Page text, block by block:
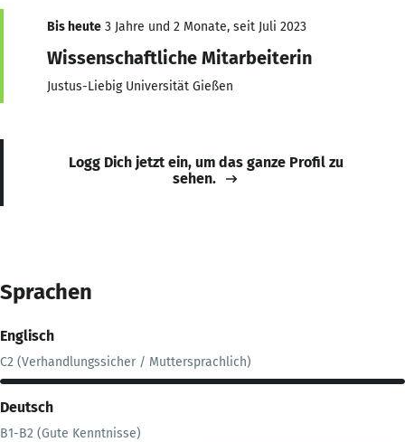
Bis heute 3 Jahre und 2 Monate, seit Juli 2023
Wissenschaftliche Mitarbeiterin
Justus-Liebig Universität Gießen
Logg Dich jetzt ein, um das ganze Profil zu
sehen.
Sprachen
Englisch
C2 (Verhandlungssicher / Muttersprachlich)
Deutsch
B1-B2 (Gute Kenntnisse)